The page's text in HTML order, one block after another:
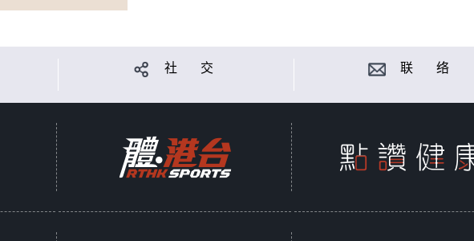
社 交 联 络